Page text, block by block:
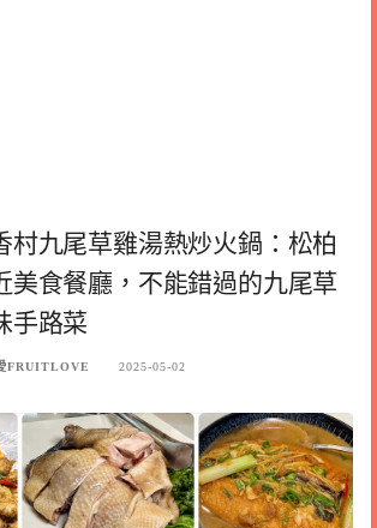
村九尾草雞湯熱炒火鍋：松柏
美食餐廳，不能錯過的九尾草
手路菜
FRUITLOVE 2025-05-02